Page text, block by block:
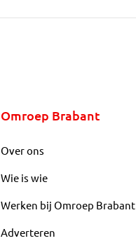
Omroep Brabant
Over ons
Wie is wie
Werken bij Omroep Brabant
Adverteren